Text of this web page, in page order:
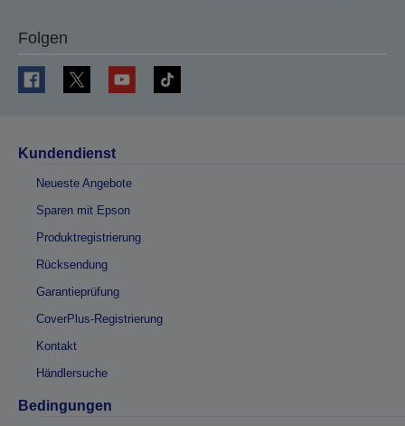
Folgen
Kundendienst
Neueste Angebote
Sparen mit Epson
Produktregistrierung
Rücksendung
Garantieprüfung
CoverPlus-Registrierung
Kontakt
Händlersuche
Bedingungen